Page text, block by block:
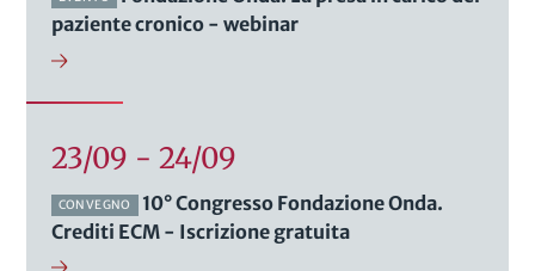
paziente cronico - webinar
23/09 - 24/09
CONVEGNO
10° Congresso Fondazione Onda.
Crediti ECM - Iscrizione gratuita